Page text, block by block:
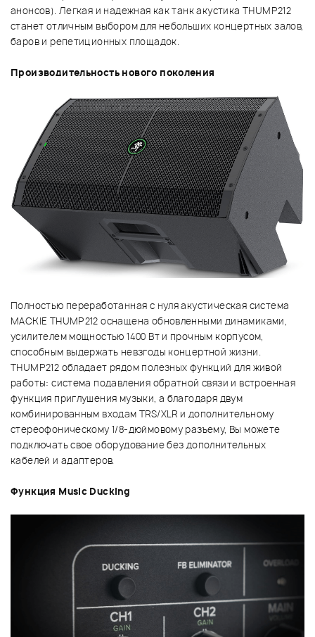
анонсов). Легкая и надежная как танк акустика THUMP212
станет отличным выбором для небольших концертных залов,
баров и репетиционных площадок.
Производительность нового поколения
Полностью переработанная с нуля акустическая система
MACKIE THUMP212 оснащена обновленными динамиками,
усилителем мощностью 1400 Вт и прочным корпусом,
способным выдержать невзгоды концертной жизни.
THUMP212 обладает рядом полезных функций для живой
работы: система подавления обратной связи и встроенная
функция приглушения музыки, а благодаря двум
комбинированным входам TRS/XLR и дополнительному
стереофоническому 1/8-дюймовому разъему, Вы можете
подключать свое оборудование без дополнительных
кабелей и адаптеров.
Функция Music Ducking